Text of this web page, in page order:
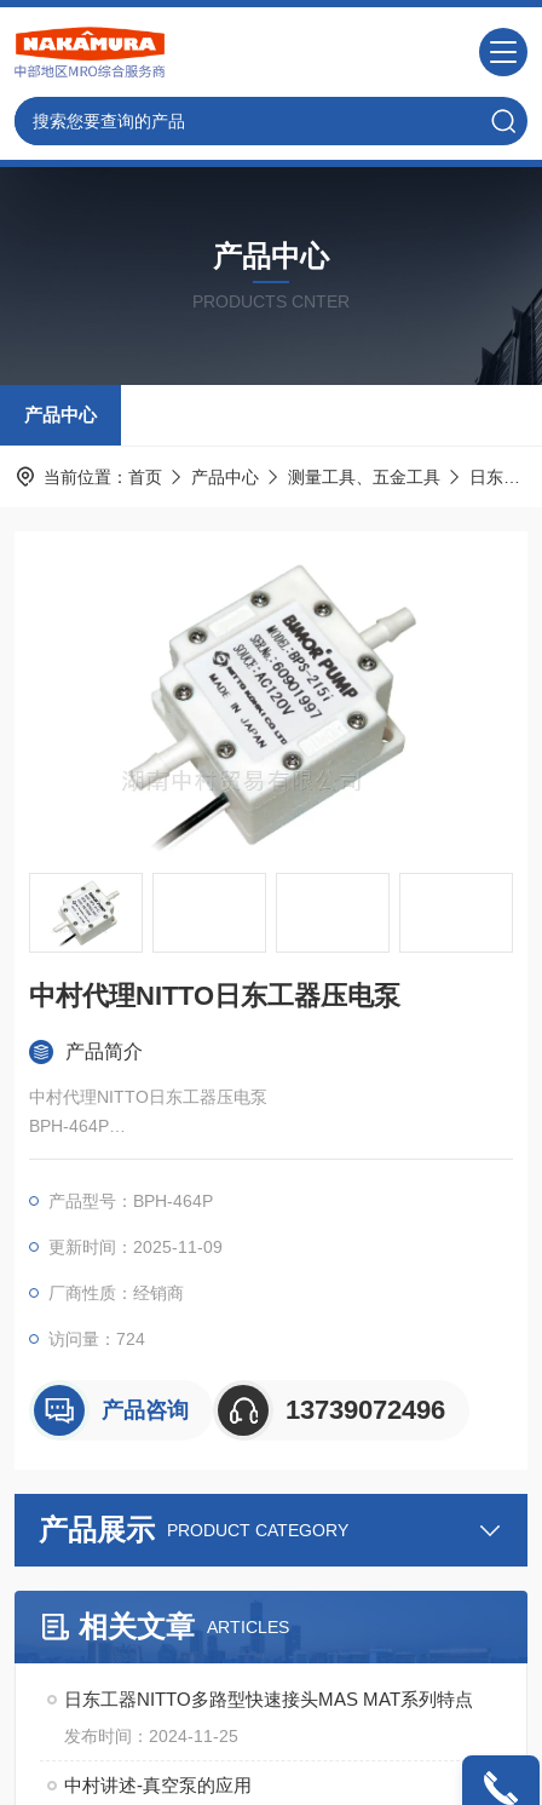
产品中心
PRODUCTS CNTER
产品中心
当前位置： 首页 产品中心 测量工具、五金工具 日东工器NITTO
中村代理NITTO日东工器压电泵
产品简介
中村代理NITTO日东工器压电泵
BPH-464P
可处理多种液体和气体，广泛应用于医药、理化、机床等领域。
产品型号：BPH-464P
更新时间：2025-11-09
厂商性质：经销商
访问量：724
产品咨询 13739072496
产品展示 PRODUCT CATEGORY
相关文章 ARTICLES
日东工器NITTO多路型快速接头MAS MAT系列特点
发布时间：2024-11-25
中村讲述-真空泵的应用